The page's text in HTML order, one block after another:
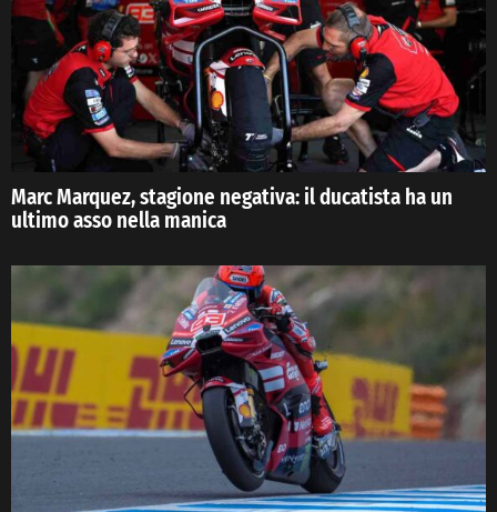
Marc Marquez, stagione negativa: il ducatista ha un
ultimo asso nella manica